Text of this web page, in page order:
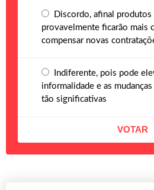
Discordo, afinal produtos
provavelmente ficarão mais
compensar novas
Indiferente, pois pode
informalidade e as
tão significativas